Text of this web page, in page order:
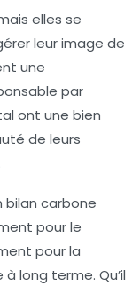
elles se
leur image de
une
par
ont une bien
de leurs
bilan carbone
pour le
pour la
long terme. Qu’il